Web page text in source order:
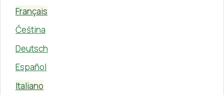
Français
Čeština
Deutsch
Español
Italiano